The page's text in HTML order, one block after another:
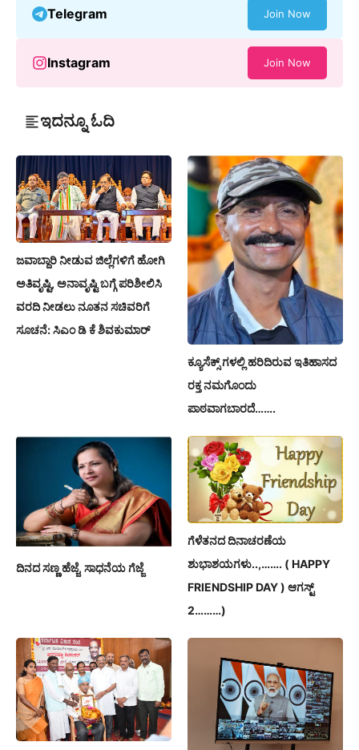
Telegram Join Now
Instagram Join Now
ಇದನ್ನೂ ಓದಿ
ಜವಾಬ್ದಾರಿ ನೀಡುವ ಜಿಲ್ಲೆಗಳಿಗೆ ಹೋಗಿ
ಅತಿವೃಷ್ಟಿ, ಅನಾವೃಷ್ಟಿ ಬಗ್ಗೆ ಪರಿಶೀಲಿಸಿ
ವರದಿ ನೀಡಲು ನೂತನ ಸಚಿವರಿಗೆ
ಸೂಚನೆ: ಸಿಎಂ ಡಿ ಕೆ ಶಿವಕುಮಾರ್
ಕ್ಯೂಸೆಕ್ಸ್ ಗಳಲ್ಲಿ ಹರಿದಿರುವ ಇತಿಹಾಸದ
ರಕ್ತ ನಮಗೊಂದು
ಪಾಠವಾಗಬಾರದೆ…….
ದಿನದ ಸಣ್ಣ ಹೆಜ್ಜೆ, ಸಾಧನೆಯ ಗೆಜ್ಜೆ
ಗೆಳೆತನದ ದಿನಾಚರಣೆಯ
ಶುಭಾಶಯಗಳು..,……. ( HAPPY
FRIENDSHIP DAY ) ಆಗಸ್ಟ್
2………)